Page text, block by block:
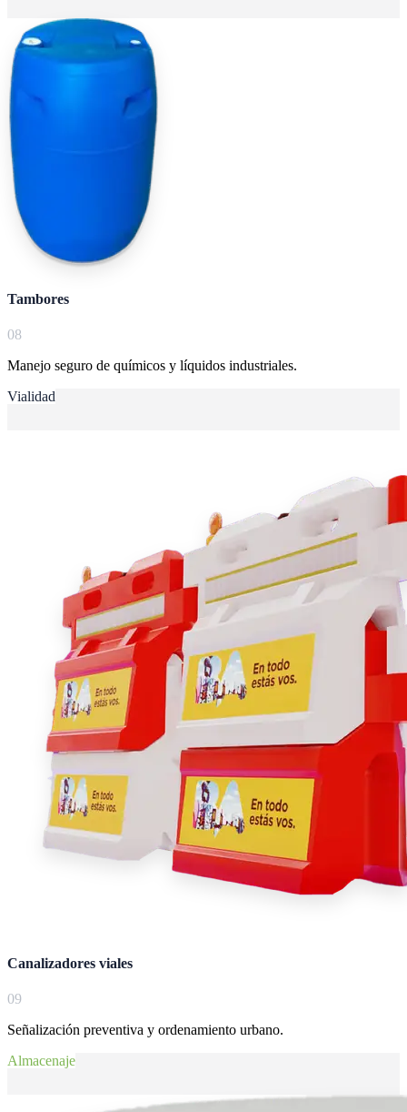
Tambores
08
Manejo seguro de químicos y líquidos industriales.
Vialidad
Canalizadores viales
09
Señalización preventiva y ordenamiento urbano.
Almacenaje